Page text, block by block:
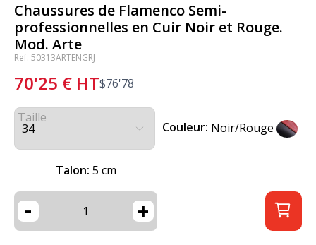
Chaussures de Flamenco Semi-
professionnelles en Cuir Noir et Rouge.
Mod. Arte
Ref: 50313ARTENGRJ
70'25 € HT$76'78
Taille
Couleur: Noir/Rouge
Talon: 5 cm
- +